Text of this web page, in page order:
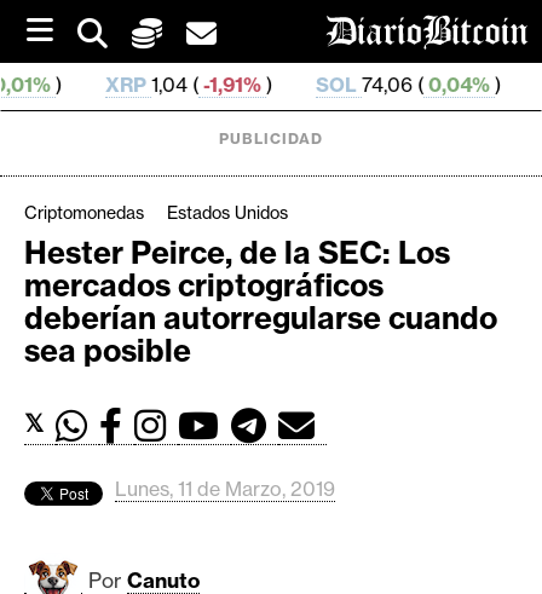
i
p
t
o
1,04 ( -1,91%) SOL74,06 ( 0,04%) TRX0,326
C
r
i
p
o
M
e
r
a
PUBLICIDAD
Criptomonedas Estados Unidos
Hester Peirce, de la SEC: Los
mercados criptográficos
deberían autorregularse cuando
sea posible
𝕏
Lunes, 11 de Marzo, 2019
Por Canuto